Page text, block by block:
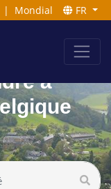
| Mondial FR
à